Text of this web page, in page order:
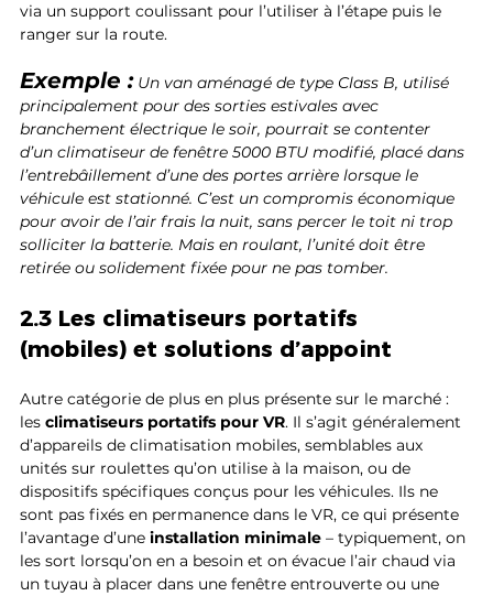
via un support coulissant pour l’utiliser à l’étape puis le
ranger sur la route.
Exemple : Un van aménagé de type Class B, utilisé
principalement pour des sorties estivales avec
branchement électrique le soir, pourrait se contenter
d’un climatiseur de fenêtre 5000 BTU modifié, placé dans
l’entrebâillement d’une des portes arrière lorsque le
véhicule est stationné. C’est un compromis économique
pour avoir de l’air frais la nuit, sans percer le toit ni trop
solliciter la batterie. Mais en roulant, l’unité doit être
retirée ou solidement fixée pour ne pas tomber.
2.3 Les climatiseurs portatifs
(mobiles) et solutions d’appoint
Autre catégorie de plus en plus présente sur le marché :
les climatiseurs portatifs pour VR. Il s’agit généralement
d’appareils de climatisation mobiles, semblables aux
unités sur roulettes qu’on utilise à la maison, ou de
dispositifs spécifiques conçus pour les véhicules. Ils ne
sont pas fixés en permanence dans le VR, ce qui présente
l’avantage d’une installation minimale – typiquement, on
les sort lorsqu’on en a besoin et on évacue l’air chaud via
un tuyau à placer dans une fenêtre entrouverte ou une